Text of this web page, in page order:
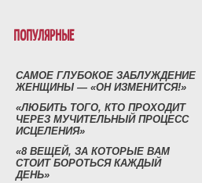
ПОПУЛЯРНЫЕ
САМОЕ ГЛУБОКОЕ ЗАБЛУЖДЕНИЕ
ЖЕНЩИНЫ — «ОН ИЗМЕНИТСЯ!»
«ЛЮБИТЬ ТОГО, КТО ПРОХОДИТ
ЧЕРЕЗ МУЧИТЕЛЬНЫЙ ПРОЦЕСС
ИСЦЕЛЕНИЯ»
«8 ВЕЩЕЙ, ЗА КОТОРЫЕ ВАМ
СТОИТ БОРОТЬСЯ КАЖДЫЙ
ДЕНЬ»